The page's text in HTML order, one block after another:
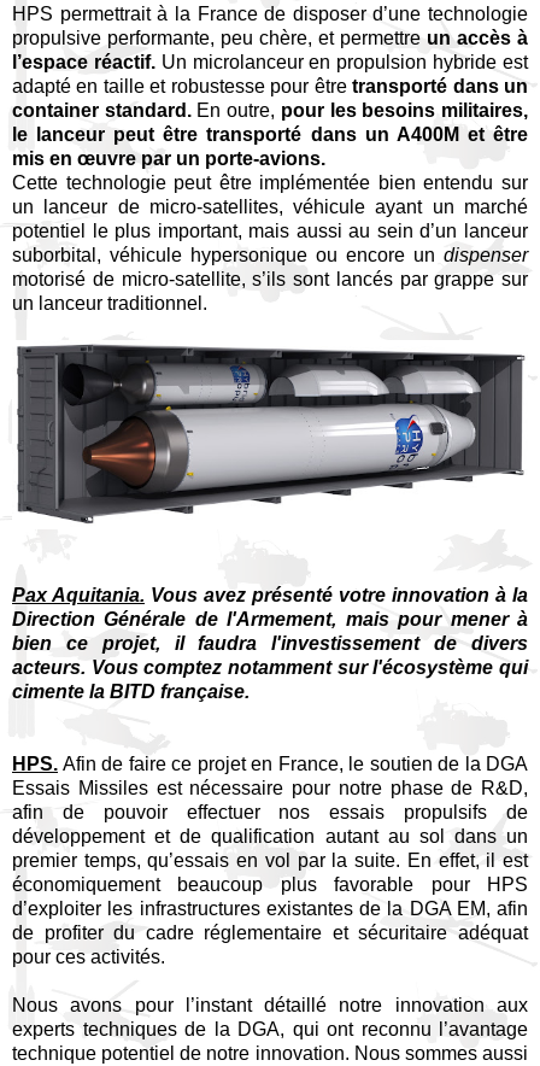
HPS permettrait à la France de disposer d’une technologie
propulsive performante, peu chère, et permettre un accès à
l’espace réactif.Un microlanceur en propulsion hybride est
adapté en taille et robustesse pour êtretransporté dans un
container standard.En outre, pour les besoins militaires,
le lanceur peut être transporté dans un A400M et être
mis en œuvre par un porte-avions.
Cette technologie peut être implémentée bien entendu sur
un lanceur de micro-satellites, véhicule ayant un marché
potentiel le plus important, mais aussi au sein d’un lanceur
suborbital, véhicule hypersonique ou encore un dispenser
motorisé de micro-satellite, s’ils sont lancés par grappe sur
un lanceur traditionnel.
Pax Aquitania. Vous avez présenté votre innovation à la
Direction Générale de l'Armement, mais pour mener à
bien ce projet, il faudra l'investissement de divers
acteurs. Vous comptez notamment sur l'écosystème qui
cimente la BITD française.
HPS. Afin de faire ce projet en France, le soutien de la DGA
Essais Missiles est nécessaire pour notre phase de R&D,
afin de pouvoir effectuer nos essais propulsifs de
développement et de qualification autant au sol dans un
premier temps, qu’essais en vol par la suite. En effet, il est
économiquement beaucoup plus favorable pour HPS
d’exploiter les infrastructures existantes de la DGA EM, afin
de profiter du cadre réglementaire et sécuritaire adéquat
pour ces activités.
Nous avons pour l’instant détaillé notre innovation aux
experts techniques de la DGA, qui ont reconnu l’avantage
technique potentiel de notre innovation. Nous sommes aussi